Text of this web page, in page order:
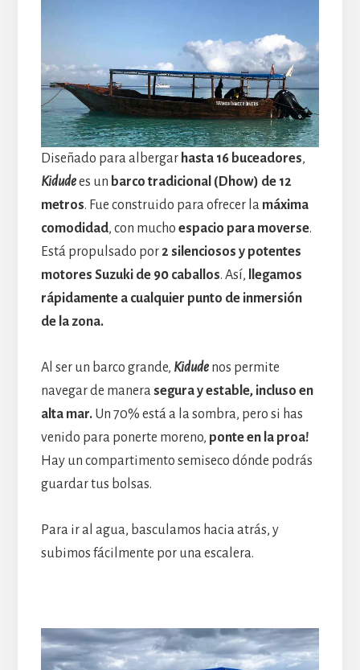
Diseñado para albergar hasta 16 buceadores,
Kidudees un barco tradicional (Dhow) de 12
metros. Fue construido para ofrecer la máxima
comodidad, con mucho espacio para moverse.
Está propulsado por 2 silenciosos y potentes
motores Suzuki de 90 caballos. Así,
llegamos
rápidamente a cualquier punto de inmersión
de la zona.
Al ser un barco grande, Kidude nos permite
navegar de manerasegura y estable, incluso en
alta mar.Un 70% está a la sombra, pero si has
venido para ponerte moreno, ponte en la proa!
Hay un compartimento semiseco dónde podrás
guardar tus bolsas.
Para ir al agua, basculamos hacia atrás, y
subimos fácilmente por una escalera.